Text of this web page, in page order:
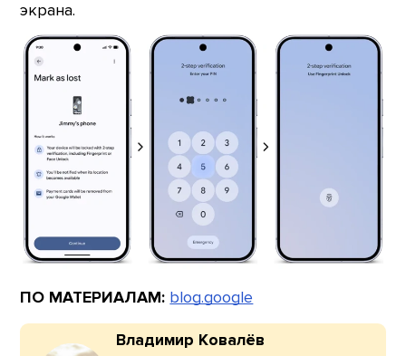
экрана.
ПО МАТЕРИАЛАМ: blog.google
Владимир Ковалёв